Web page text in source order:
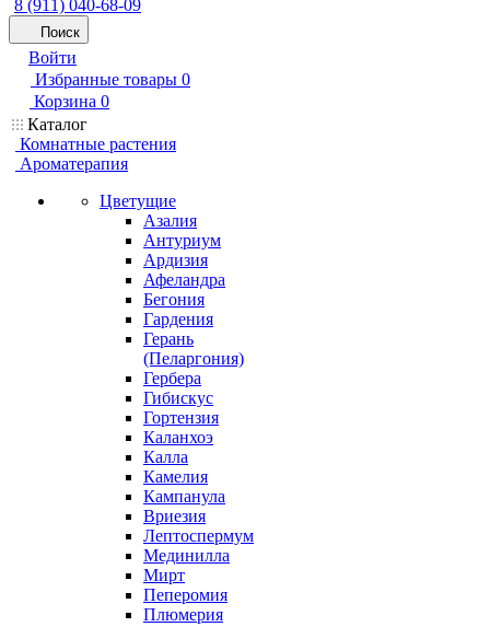
8 (911) 040-68-09
Поиск
Войти
Избранные товары 0
Корзина 0
Каталог
Комнатные растения
Ароматерапия
Цветущие
Азалия
Антуриум
Ардизия
Афеландра
Бегония
Гардения
Герань
(Пеларгония)
Гербера
Гибискус
Гортензия
Каланхоэ
Калла
Камелия
Кампанула
Вриезия
Лептоспермум
Мединилла
Мирт
Пеперомия
Плюмерия